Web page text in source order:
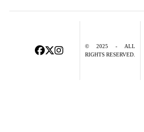
© 2025 - ALL
RIGHTS RESERVED.